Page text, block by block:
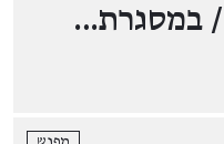
/ במסגרת…